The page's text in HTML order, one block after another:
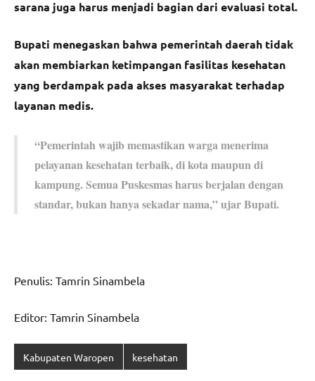
sarana juga harus menjadi bagian dari evaluasi total.
Bupati menegaskan bahwa pemerintah daerah tidak
akan membiarkan ketimpangan fasilitas kesehatan
yang berdampak pada akses masyarakat terhadap
layanan medis.
“Pemerintah wajib memastikan warga menerima
pelayanan kesehatan terbaik, di kota maupun di
kampung. Semua Puskesmas harus berjalan dengan
standar, bukan hanya sekadar nama,” ujar Bupati.
Penulis: Tamrin Sinambela
Editor: Tamrin Sinambela
Kabupaten Waropen kesehatan